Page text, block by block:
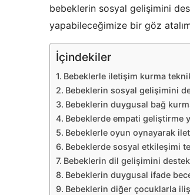
bebeklerin sosyal gelişimini
yapabileceğimize bir göz
İçindekiler
Bebeklerle iletişim kurma
Bebeklerin sosyal gelişimini
Bebeklerin duygusal bağ
Bebeklerde empati geliştirme
Bebeklerle oyun oynayarak
Bebeklerde sosyal etkileşimi
Bebeklerin dil gelişimini
Bebeklerin duygusal ifade
Bebeklerin diğer çocuklarla